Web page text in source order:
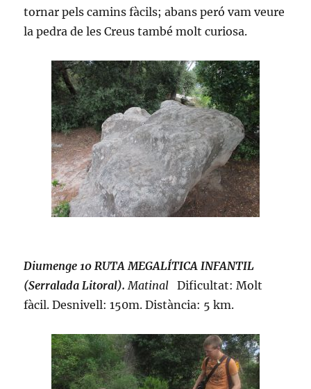
tornar pels camins fàcils; abans peró vam veure
la pedra de les Creus també molt curiosa.
Diumenge 10 RUTA MEGALÍTICA INFANTIL
(Serralada Litoral). Matinal Dificultat: Molt
fàcil. Desnivell: 150m. Distància: 5 km.